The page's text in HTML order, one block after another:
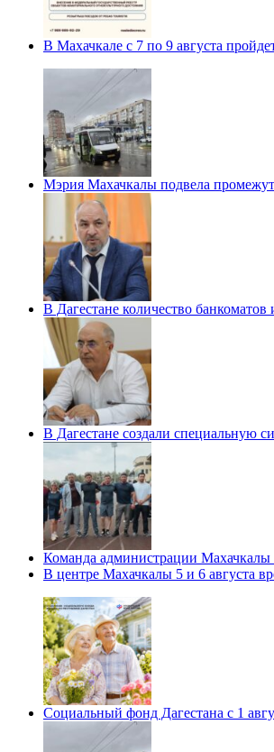
В Махачкале с 7 по 9 августа
Мэрия Махачкалы подвела
В Дагестане количество
В Дагестане создали специальную
Команда администрации Махачкалы
В центре Махачкалы 5 и 6 августа
Социальный фонд Дагестана с 1